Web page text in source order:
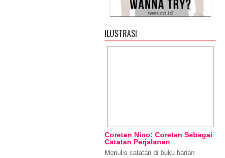
ILUSTRASI
Coretan Nino: Coretan Sebagai
Catatan Perjalanan
Menulis catatan di buku harian